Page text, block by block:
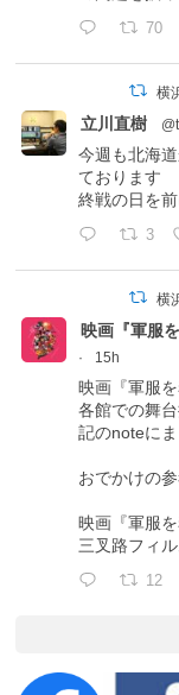
70
横
立川直樹
今週も北海
ております
終戦の日を
3
横
映画『軍服
·
15h
映画『軍服を
各館での舞
記のnoteにま
おでかけの
映画『軍服
三叉路フィル
12